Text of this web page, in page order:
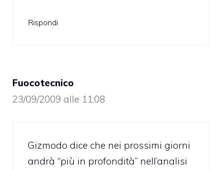
Rispondi
Fuocotecnico
23/09/2009 alle 11:08
Gizmodo dice che nei prossimi giorni
andrà “più in profondità” nell’analisi